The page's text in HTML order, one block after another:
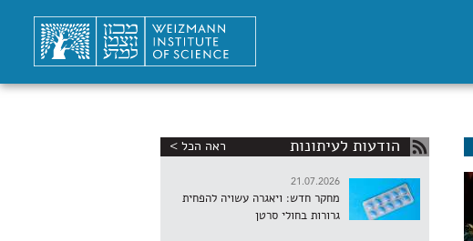
הודעות לעיתונות ראה הכל >
21.07.2026
מחקר חדש: ויאגרה עשויה להפחית
גרורות בחולי סרטן